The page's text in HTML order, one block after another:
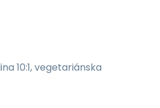
10:1, vegetariánska